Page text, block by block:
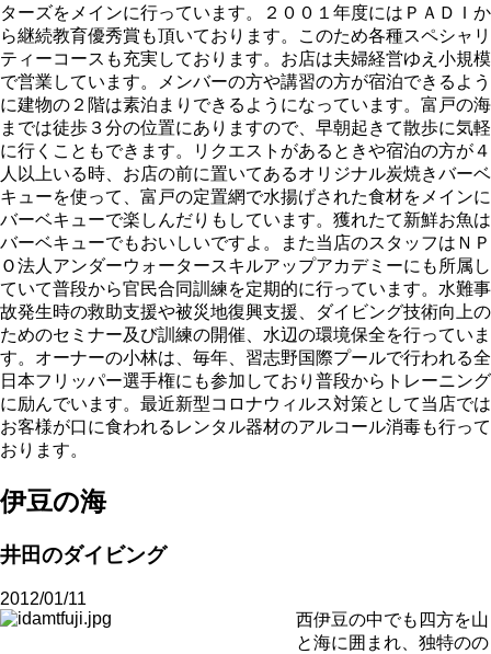
ターズをメインに行っています。２００１年度にはＰＡＤＩか
ら継続教育優秀賞も頂いております。このため各種スペシャリ
ティーコースも充実しております。お店は夫婦経営ゆえ小規模
で営業しています。メンバーの方や講習の方が宿泊できるよう
に建物の２階は素泊まりできるようになっています。富戸の海
までは徒歩３分の位置にありますので、早朝起きて散歩に気軽
に行くこともできます。リクエストがあるときや宿泊の方が４
人以上いる時、お店の前に置いてあるオリジナル炭焼きバーベ
キューを使って、富戸の定置網で水揚げされた食材をメインに
バーベキューで楽しんだりもしています。獲れたて新鮮お魚は
バーベキューでもおいしいですよ。また当店のスタッフはＮＰ
Ｏ法人アンダーウォータースキルアップアカデミーにも所属し
ていて普段から官民合同訓練を定期的に行っています。水難事
故発生時の救助支援や被災地復興支援、ダイビング技術向上の
ためのセミナー及び訓練の開催、水辺の環境保全を行っていま
す。オーナーの小林は、毎年、習志野国際プールで行われる全
日本フリッパー選手権にも参加しており普段からトレーニング
に励んでいます。最近新型コロナウィルス対策として当店では
お客様が口に食われるレンタル器材のアルコール消毒も行って
おります。
伊豆の海
井田のダイビング
2012/01/11
西伊豆の中でも四方を山
と海に囲まれ、独特のの